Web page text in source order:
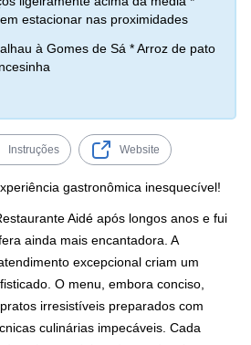
estacionar nas proximidades
à Gomes de Sá * Arroz de pato
Instruções Website
gastronômica inesquecível!
Aidé após longos anos e fui
ainda mais encantadora. A
excepcional criam um
O menu, embora conciso,
irresistíveis preparados com
culinárias impecáveis. Cada